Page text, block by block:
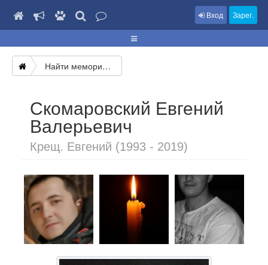
Вход Зарег.
Найти мемориал
Скомаровский Евгений
Валерьевич
Крещ. Евгений (1993 - 2019)